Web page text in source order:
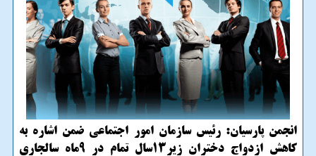
انجمن پارسیان: رئیس سازمان امور اجتماعی ضمن اشاره به
کاهش ازدواج دختران زیر۱۳سال تمام در ۹ماه سالجاری